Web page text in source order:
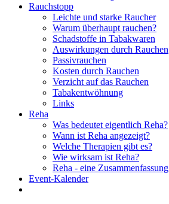
Rauchstopp
Leichte und starke Raucher
Warum überhaupt rauchen?
Schadstoffe in Tabakwaren
Auswirkungen durch Rauchen
Passivrauchen
Kosten durch Rauchen
Verzicht auf das Rauchen
Tabakentwöhnung
Links
Reha
Was bedeutet eigentlich Reha?
Wann ist Reha angezeigt?
Welche Therapien gibt es?
Wie wirksam ist Reha?
Reha - eine Zusammenfassung
Event-Kalender